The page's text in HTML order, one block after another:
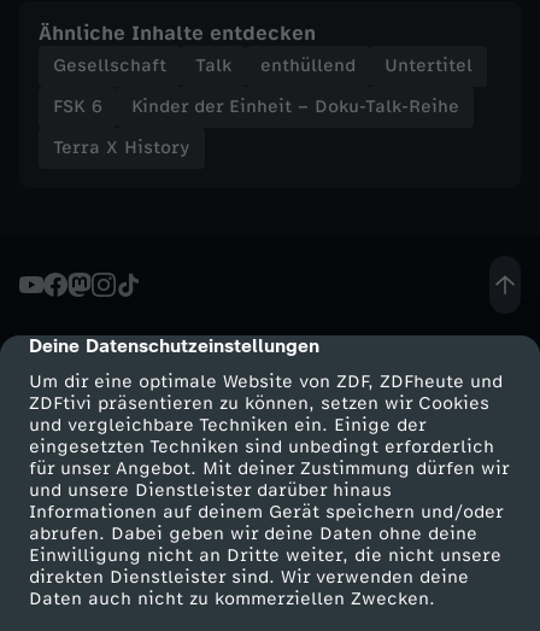
cmp-dialog-description
Deine Datenschutzeinstellungen
Um dir eine optimale Website von ZDF, ZDFheute und
ZDFtivi präsentieren zu können, setzen wir Cookies
und vergleichbare Techniken ein. Einige der
eingesetzten Techniken sind unbedingt erforderlich
für unser Angebot. Mit deiner Zustimmung dürfen wir
und unsere Dienstleister darüber hinaus
Informationen auf deinem Gerät speichern und/oder
abrufen. Dabei geben wir deine Daten ohne deine
Einwilligung nicht an Dritte weiter, die nicht unsere
direkten Dienstleister sind. Wir verwenden deine
Daten auch nicht zu kommerziellen Zwecken.
b
e
Ähnliche Inhalte entdecken
Gesellschaft Talk enthüllend
Untertitel
FSK 6
Kinder der Einheit – Doku-Talk-Reihe
Terra X History
Mehr ZDF
ZDF-Apps
Smart TV
ZDFtext
Service
ZDFmitreden
Kontakt zum ZDF
Tickets